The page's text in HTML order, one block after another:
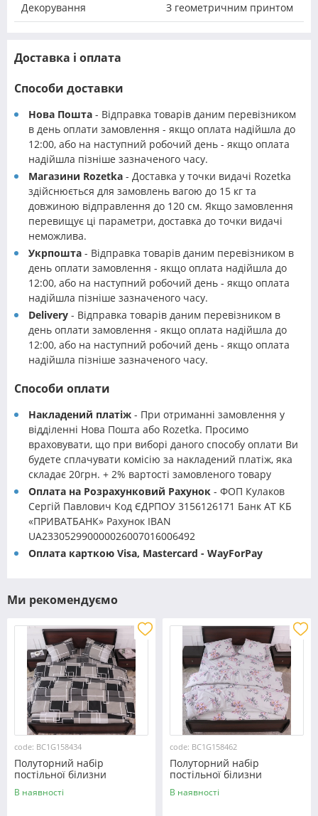
Декорування З геометричним принтом
Доставка і оплата
Способи доставки
Нова Пошта - Відправка товарів даним перевізником
в день оплати замовлення - якщо оплата надійшла до
12:00, або на наступний робочий день - якщо оплата
надійшла пізніше зазначеного часу.
Магазини Rozetka - Доставка у точки видачі Rozetka
здійснюється для замовлень вагою до 15 кг та
довжиною відправлення до 120 см. Якщо замовлення
перевищує ці параметри, доставка до точки видачі
неможлива.
Укрпошта - Відправка товарів даним перевізником в
день оплати замовлення - якщо оплата надійшла до
12:00, або на наступний робочий день - якщо оплата
надійшла пізніше зазначеного часу.
Delivery - Відправка товарів даним перевізником в
день оплати замовлення - якщо оплата надійшла до
12:00, або на наступний робочий день - якщо оплата
надійшла пізніше зазначеного часу.
Способи оплати
Накладений платіж - При отриманні замовлення у
відділенні Нова Пошта або Rozetka. Просимо
враховувати, що при виборі даного способу оплати Ви
будете сплачувати комісію за накладений платіж, яка
складає 20грн. + 2% вартості замовленого товару
Оплата на Розрахунковий Рахунок - ФОП Кулаков
Сергій Павлович Код ЄДРПОУ 3156126171 Банк АТ КБ
«ПРИВАТБАНК» Рахунок IBAN
UA233052990000026007016006492
Оплата карткою Visa, Mastercard - WayForPay
Ми рекомендуємо
code: BC1G158434
Полуторний набір
постільної білизни
150*220 із Бязі "Gold"
№158434 Черешенка™
В наявності
code: BC1G158462
Полуторний набір
постільної білизни
150*220 із Бязі "Gold"
№158462 Черешенька™
В наявності